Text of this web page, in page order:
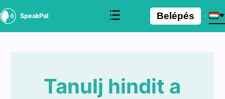
SpeakPal Belépés
Tanulj hindit a